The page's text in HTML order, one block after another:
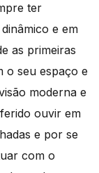
ter
e em
as primeiras
o seu espaço e
moderna e
ouvir em
e por se
com o